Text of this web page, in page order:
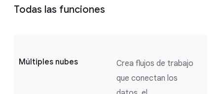
Todas las funciones
Múltiples nubes
Crea flujos de trabajo
que conectan los